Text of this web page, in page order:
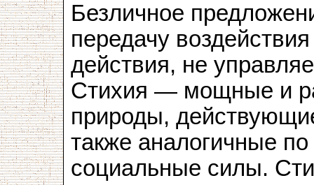
Безличное
передачу
действия, не
Стихия — мощные и
природы,
также аналогичные
социальные силы.